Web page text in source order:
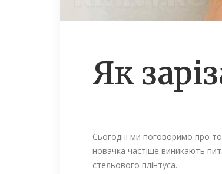
Як
Сьогодні ми поговоримо про
новачка частіше виникають
стельового плінтуса.